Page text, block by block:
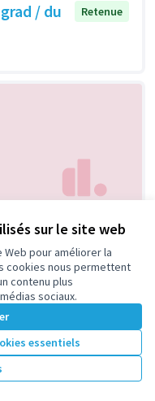
sur le site web
pour améliorer la
cookies nous permettent
contenu plus
sociaux.
essentiels
/ du
Retenue
école
Retenue
du
Retenue